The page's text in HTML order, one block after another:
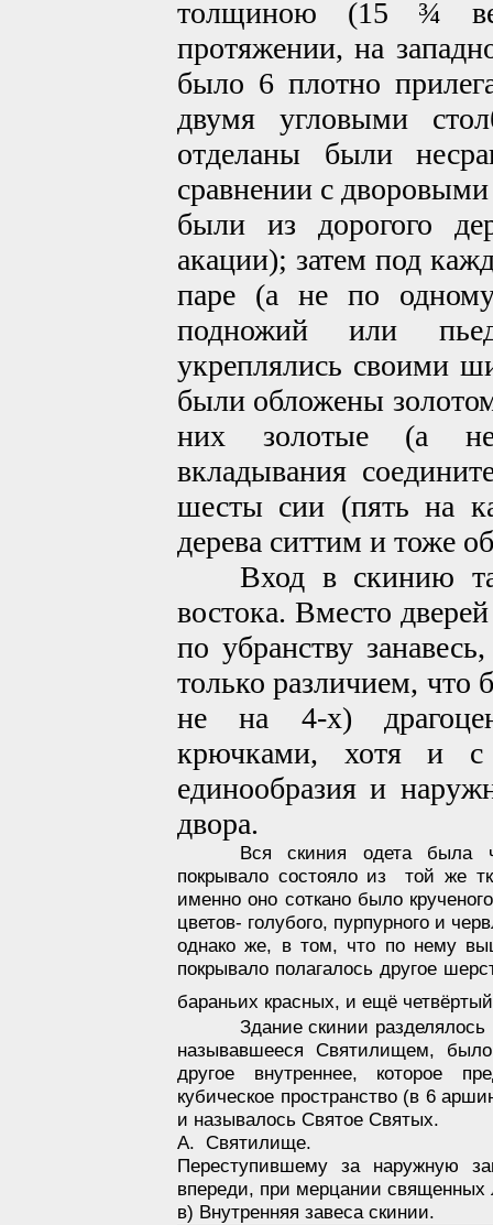
толщиною (15 ¾
протяжении, на
было 6 плотно
двумя угловыми
отделаны были
сравнении с
были из дорогого
акации); затем под
паре (а не по
подножий или
укреплялись своими
были обложены
них золотые (а не
вкладывания
шесты сии (пять на
дерева ситтим и тоже
Вход в скинию
востока. Вместо
по убранству
только различием, что
не на 4-х)
крючками, хотя и
единообразия и
двора.
Вся скиния одета была
покрывало состояло из
той же
именно оно соткано было
цветов- голубого, пурпурного и
однако же, в том, что по нему
покрывало полагалось другое
бараньих красных, и ещё
Здание скинии
называвшееся Святилищем,
другое внутреннее, которое
кубическое пространство (в 6
и называлось Святое Святых.
А. Святилище.
Переступившему за наружную
впереди, при мерцании священных
в) Внутренняя завеса скинии.